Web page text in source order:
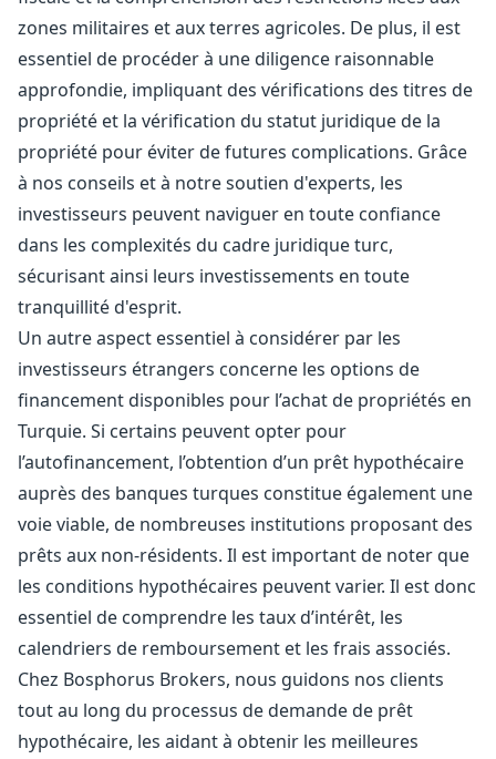
zones militaires et aux terres agricoles. De plus, il est
essentiel de procéder à une diligence raisonnable
approfondie, impliquant des vérifications des titres de
propriété et la vérification du statut juridique de la
propriété pour éviter de futures complications. Grâce
à nos conseils et à notre soutien d'experts, les
investisseurs peuvent naviguer en toute confiance
dans les complexités du cadre juridique turc,
sécurisant ainsi leurs investissements en toute
tranquillité d'esprit.
Un autre aspect essentiel à considérer par les
investisseurs étrangers concerne les options de
financement disponibles pour l’achat de propriétés en
Turquie. Si certains peuvent opter pour
l’autofinancement, l’obtention d’un prêt hypothécaire
auprès des banques turques constitue également une
voie viable, de nombreuses institutions proposant des
prêts aux non-résidents. Il est important de noter que
les conditions hypothécaires peuvent varier. Il est donc
essentiel de comprendre les taux d’intérêt, les
calendriers de remboursement et les frais associés.
Chez Bosphorus Brokers, nous guidons nos clients
tout au long du processus de demande de prêt
hypothécaire, les aidant à obtenir les meilleures